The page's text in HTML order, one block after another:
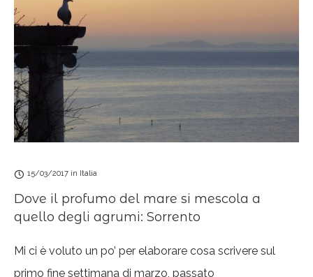
15/03/2017 in Italia
Dove il profumo del mare si mescola a
quello degli agrumi: Sorrento
Mi ci è voluto un po’ per elaborare cosa scrivere sul
primo fine settimana di marzo, passato